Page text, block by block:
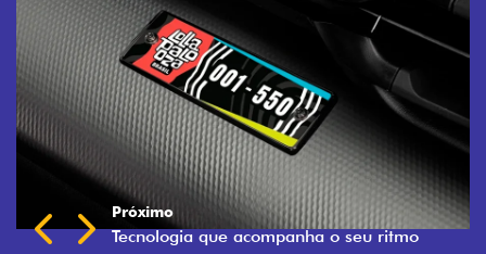
Previous
Next
Próximo
Tecnologia que acompanha o seu ritmo